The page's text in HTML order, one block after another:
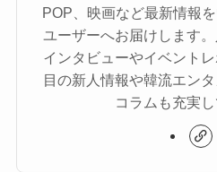
POP、映画など最新情報
ユーザーへお届けします
インタビューやイベント
目の新人情報や韓流エン
コラムも充実し